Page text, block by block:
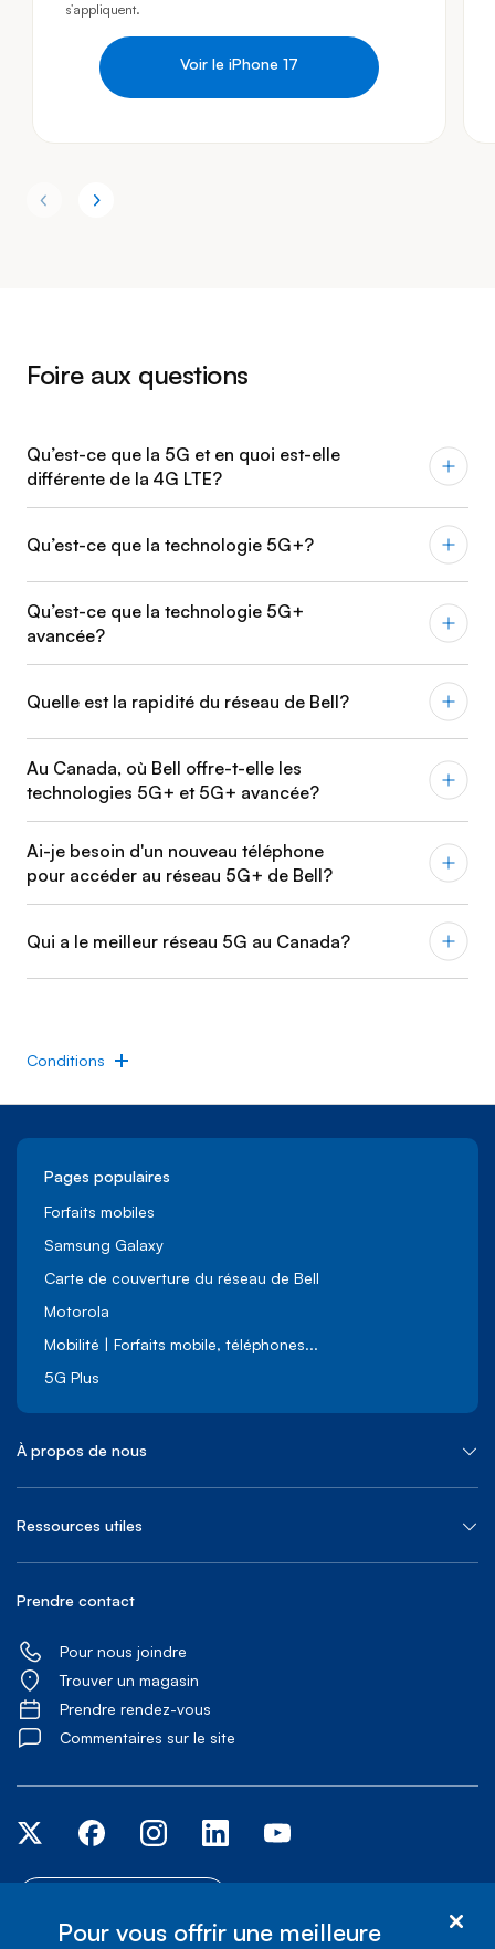
s’appliquent.
Voir le iPhone 17
Foire aux questions
Qu’est-ce que la 5G et en quoi est-elle
différente de la 4G LTE?
Qu’est-ce que la technologie 5G+?
Qu’est-ce que la technologie 5G+
avancée?
Quelle est la rapidité du réseau de Bell?
Au Canada, où Bell offre-t-elle les
technologies 5G+ et 5G+ avancée?
Ai-je besoin d'un nouveau téléphone
pour accéder au réseau 5G+ de Bell?
Qui a le meilleur réseau 5G au Canada?
Conditions
Pages populaires
Forfaits mobiles
Samsung Galaxy
Carte de couverture du réseau de Bell
Motorola
Mobilité | Forfaits mobile, téléphones...
5G Plus
À propos de nous
Ressources utiles
Prendre contact
Pour nous joindre
Trouver un magasin
Prendre rendez-vous
Commentaires sur le site
Pour vous offrir une meilleure